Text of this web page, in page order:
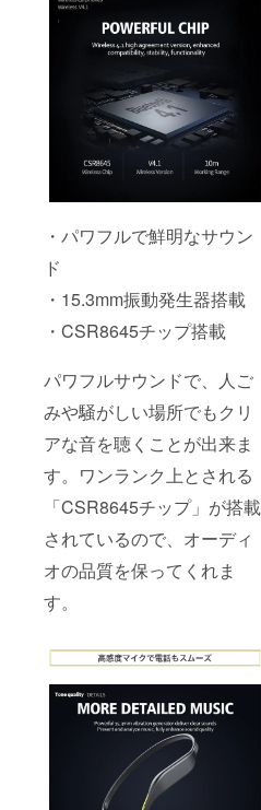
・パワフルで鮮明なサウン
ド
・15.3mm振動発生器搭載
・CSR8645チップ搭載
パワフルサウンドで、人ご
みや騒がしい場所でもクリ
アな音を聴くことが出来ま
す。ワンランク上とされる
「CSR8645チップ」が搭載
されているので、オーディ
オの品質を保ってくれま
す。